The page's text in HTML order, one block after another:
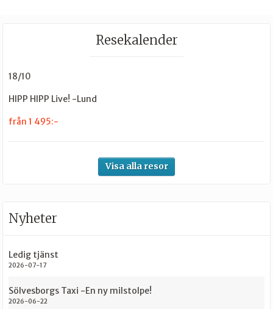
Resekalender
18/10
HIPP HIPP Live! -Lund
från 1 495:-
Visa alla resor
Nyheter
Ledig tjänst
2026-07-17
Sölvesborgs Taxi -En ny milstolpe!
2026-06-22